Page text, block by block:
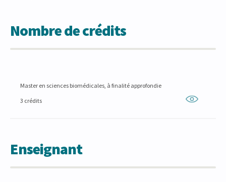
Nombre de crédits
Master en sciences biomédicales, à finalité approfondie
3 crédits
Enseignant